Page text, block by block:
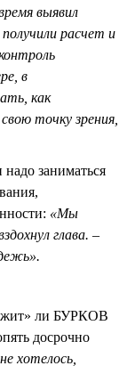
выявил
расчет и
в
как
точку зрения,
надо заниматься
«Мы
глава. –
».
ли БУРКОВ
досрочно
хотелось,